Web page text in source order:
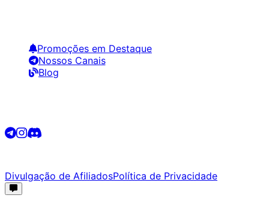
Promoções em Destaque
Nossos Canais
Blog
Divulgação de AfiliadosPolítica de Privacidade